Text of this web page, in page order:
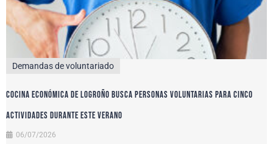
Demandas de voluntariado
Cocina Económica de Logroño busca personas voluntarias para cinco
actividades durante este verano
06/07/2026